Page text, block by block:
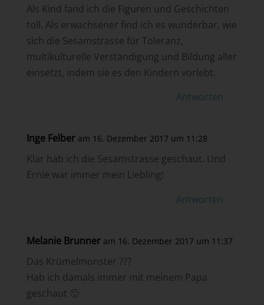
Als Kind fand ich die Figuren und Geschichten
toll. Als erwachsener find ich es wunderbar, wie
sich die Sesamstrasse für Toleranz,
multikulturelle Verständigung und Bildung aller
einsetzt, indem sie es den Kindern vorlebt.
Antworten
Inge Felber am 16. Dezember 2017 um 11:28
Klar hab ich die Sesamstrasse geschaut. Und
Ernie war immer mein Liebling!
Antworten
Melanie Brunner am 16. Dezember 2017 um 11:37
Das Krümelmonster ???
Hab ich damals immer mit meinem Papa
geschaut 🙂